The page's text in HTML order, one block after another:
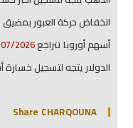
انخفاض حركة العبور
أسهم أوروبا تتراجع2026
الدولار يتجه لتسجيل خسارة
Share CHARQOUNA